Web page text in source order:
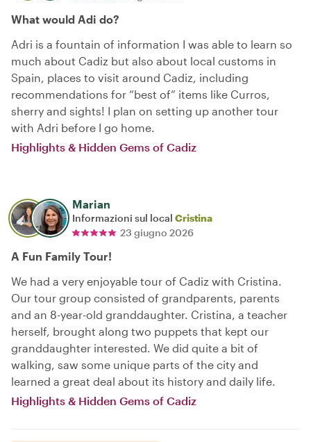
What would Adi do?
Adri is a fountain of information I was able to learn so
much about Cadiz but also about local customs in
Spain, places to visit around Cadiz, including
recommendations for “best of” items like Curros,
sherry and sights! I plan on setting up another tour
with Adri before I go home.
Highlights & Hidden Gems of Cadiz
Marian
Informazioni sul local Cristina
23 giugno 2026
A Fun Family Tour!
We had a very enjoyable tour of Cadiz with Cristina.
Our tour group consisted of grandparents, parents
and an 8-year-old granddaughter. Cristina, a teacher
herself, brought along two puppets that kept our
granddaughter interested. We did quite a bit of
walking, saw some unique parts of the city and
learned a great deal about its history and daily life.
Highlights & Hidden Gems of Cadiz